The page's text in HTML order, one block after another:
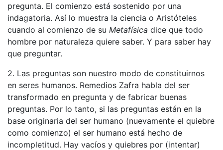
pregunta. El comienzo está sostenido por una
indagatoria. Así lo muestra la ciencia o Aristóteles
cuando al comienzo de su Metafísica dice que todo
hombre por naturaleza quiere saber. Y para saber hay
que preguntar.
2. Las preguntas son nuestro modo de constituirnos
en seres humanos. Remedios Zafra habla del ser
transformado en pregunta y de fabricar buenas
preguntas. Por lo tanto, si las preguntas están en la
base originaria del ser humano (nuevamente el quiebre
como comienzo) el ser humano está hecho de
incompletitud. Hay vacíos y quiebres por (intentar)